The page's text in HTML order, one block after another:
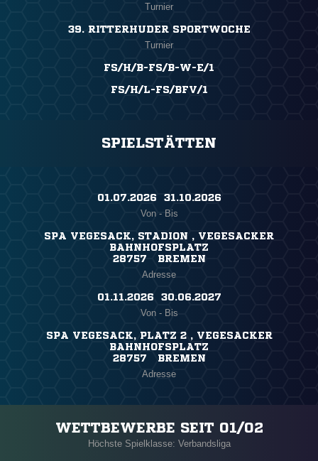
Turnier
39. RITTERHUDER SPORTWOCHE
Turnier
FS/H/B-FS/B-W-E/1
FS/H/L-FS/BFV/1
SPIELSTÄTTEN
01.07.2026 ​ 31.10.2026
Von - Bis
SPA VEGESACK, STADION , VEGESACKER
BAHNHOFSPLATZ
28757 BREMEN
Adresse
01.11.2026 ​ 30.06.2027
Von - Bis
SPA VEGESACK, PLATZ 2 , VEGESACKER
BAHNHOFSPLATZ
28757 BREMEN
Adresse
WETTBEWERBE SEIT 01/02
Höchste Spielklasse: Verbandsliga